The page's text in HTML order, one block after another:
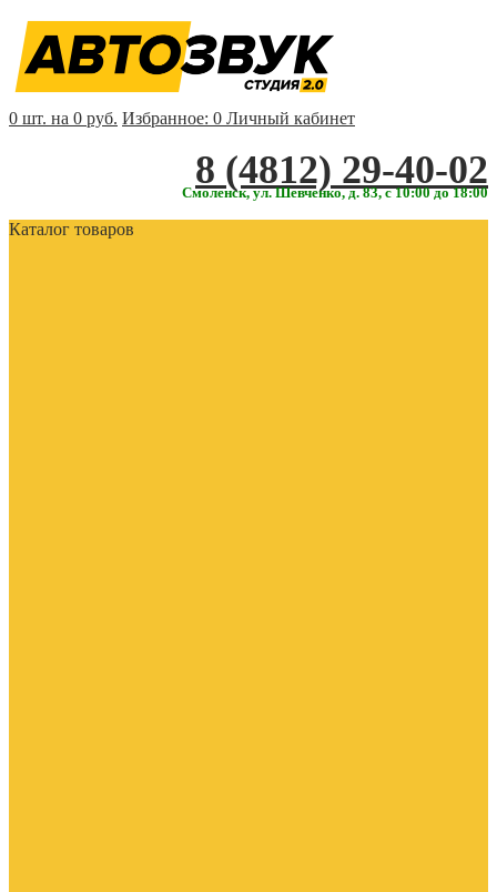
0 шт. на 0 руб. Избранное: 0 Личный кабинет
‎‎8 (4812) 29-40-02
Смоленск, ул. Шевченко, д. 83, с 10:00 до 18:00
Каталог товаров